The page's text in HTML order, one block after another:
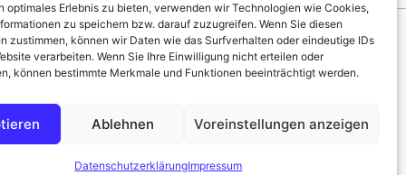
optimales Erlebnis zu bieten, verwenden wir Technologien wie Cookies,
zu speichern bzw. darauf zuzugreifen. Wenn Sie diesen
zustimmen, können wir Daten wie das Surfverhalten oder eindeutige IDs
verarbeiten. Wenn Sie Ihre Einwilligung nicht erteilen oder
können bestimmte Merkmale und Funktionen beeinträchtigt werden.
Ablehnen Voreinstellungen anzeigen
DatenschutzerklärungImpressum